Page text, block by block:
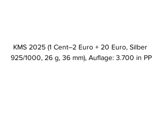
KMS 2025 (1 Cent–2 Euro + 20 Euro, Silber
925/1000, 26 g, 36 mm), Auflage: 3.700 in PP